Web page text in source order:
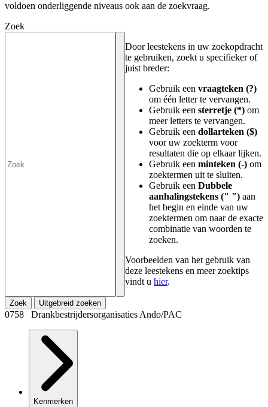
voldoen onderliggende niveaus ook aan de zoekvraag.
Zoek
Door leestekens in uw zoekopdracht
te gebruiken, zoekt u specifieker of
juist breder:
Gebruik een vraagteken (?)
om één letter te vervangen.
Gebruik een sterretje (*) om
meer letters te vervangen.
Gebruik een dollarteken ($)
voor uw zoekterm voor
resultaten die op elkaar lijken.
Gebruik een minteken (-) om
zoektermen uit te sluiten.
Gebruik een Dubbele
aanhalingstekens (" ") aan
het begin en einde van uw
zoektermen om naar de exacte
combinatie van woorden te
zoeken.
Voorbeelden van het gebruik van
deze leestekens en meer zoektips
vindt u hier.
Zoek Uitgebreid zoeken
0758 Drankbestrijdersorganisaties Ando/PAC
Kenmerken